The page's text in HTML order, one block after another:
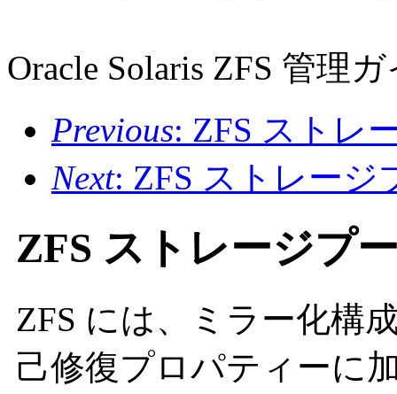
Oracle Solaris ZFS 管理
Previous: ZFS ストレ
Next: ZFS ストレージ
ZFS ストレージプ
ZFS には、ミラー化構
己修復プロパティーに